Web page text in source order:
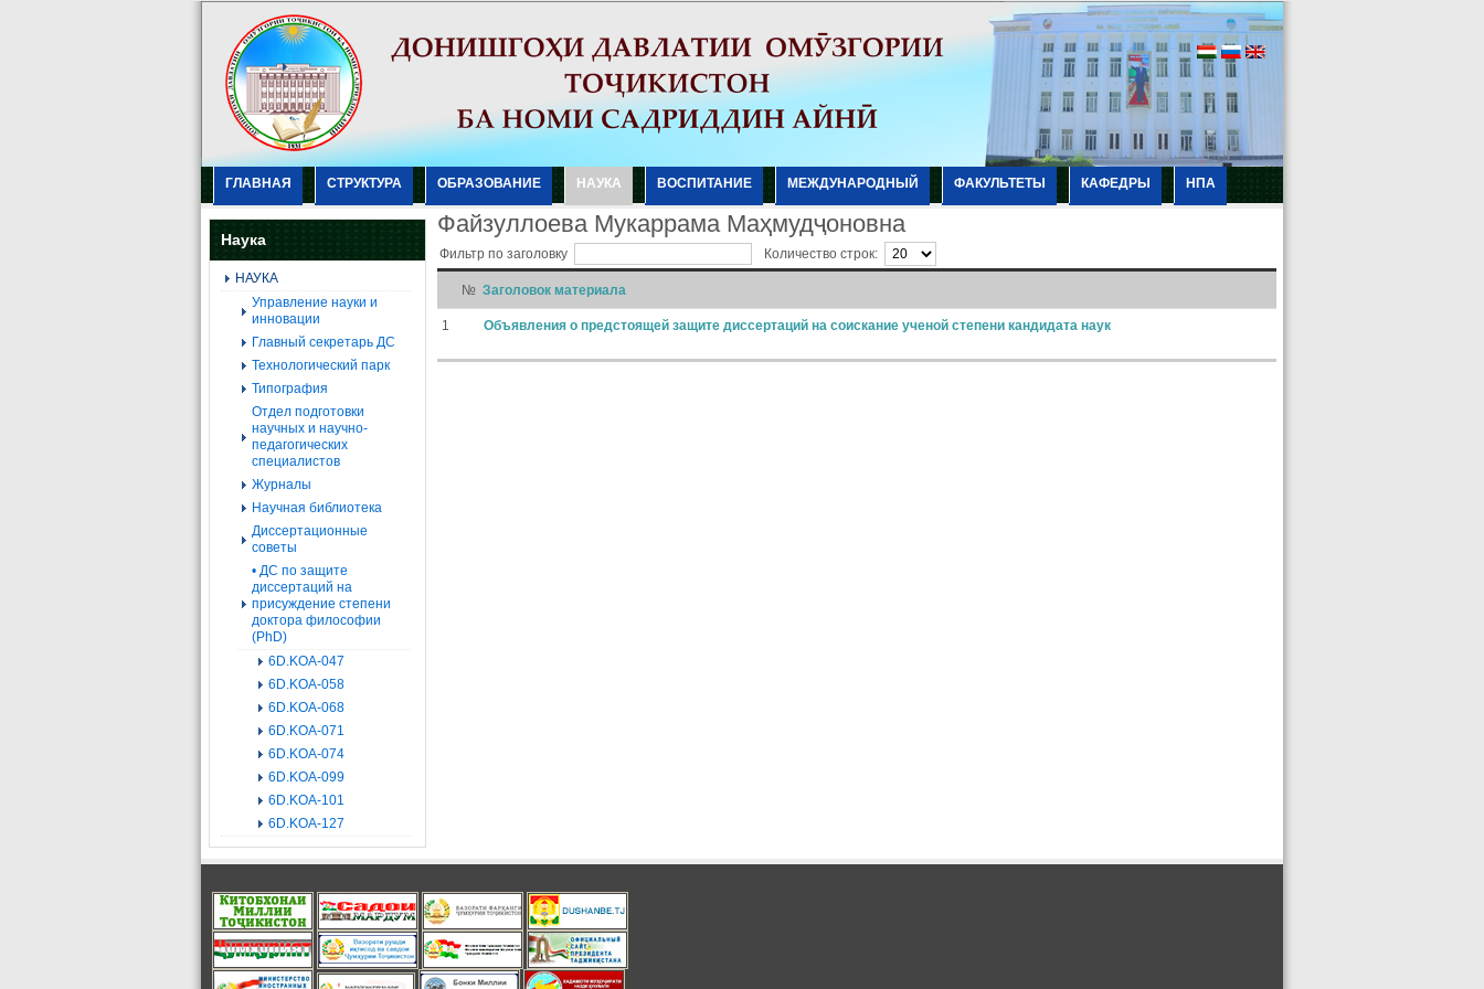
ГЛАВНАЯ СТРУКТУРА ОБРАЗОВАНИЕ НАУКА ВОСПИТАНИЕ МЕЖДУНАРОДНЫЙ ФАКУЛЬТЕТЫ КАФЕДРЫ НПА
Наука
НАУКА
Управление науки и
инновации
Главный секретарь ДС
Технологический парк
Типография
Отдел подготовки
научных и научно-
педагогических
специалистов
Журналы
Научная библиотека
Диссертационные
советы
• ДС по защите
диссертаций на
присуждение степени
доктора философии
(PhD)
6D.KOA-047
6D.KOA-058
6D.KOA-068
6D.KOA-071
6D.KOA-074
6D.KOA-099
6D.KOA-101
6D.KOA-127
Файзуллоева Мукаррама Маҳмудҷоновна
Фильтр по заголовку Количество строк:
№ Заголовок материала
1 Объявления о предстоящей защите диссертаций на соискание ученой степени кандидата наук